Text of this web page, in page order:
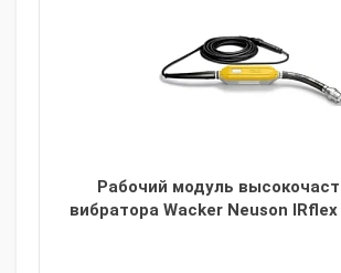
Рабочий модуль
вибратора Wacker Neuson